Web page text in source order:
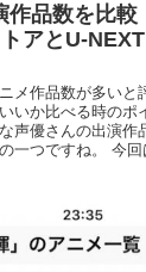
作品数を比
アとU-
メ作品数が多いと
いか比べる時のポ
声優さんの出演作
一つですね。 今回